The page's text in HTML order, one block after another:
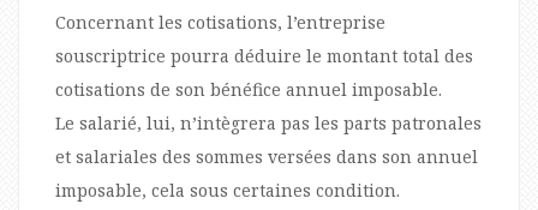
Concernant les cotisations, l’entreprise
souscriptrice pourra déduire le montant total des
cotisations de son bénéfice annuel imposable.
Le salarié, lui, n’intègrera pas les parts patronales
et salariales des sommes versées dans son annuel
imposable, cela sous certaines condition.